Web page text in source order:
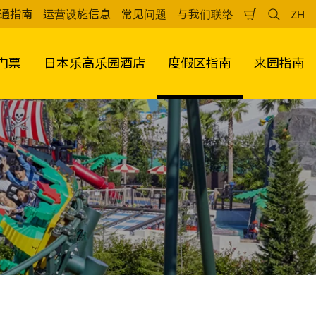
指南 运营设施信息 常见问题 与我们联络
物
检
索
ZH
中
文
票 日本乐高乐园酒店 度假区指南 来园指南